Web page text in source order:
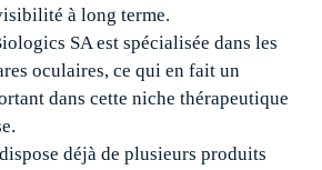
à long terme.
SA est spécialisée dans les
oculaires, ce qui en fait un
dans cette niche thérapeutique
déjà de plusieurs produits